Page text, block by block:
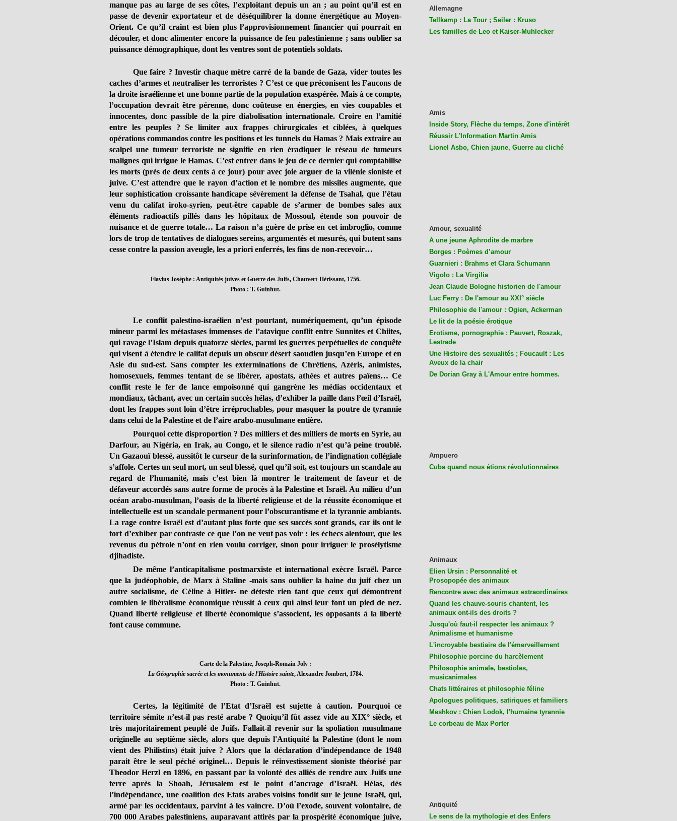
manque pas au large de ses côtes, l’exploitant depuis un an ; au point qu’il est en
passe de devenir exportateur et de déséquilibrer la donne énergétique au Moyen-
Orient. Ce qu’il craint est bien plus l’approvisionnement financier qui pourrait en
découler, et donc alimenter encore la puissance de feu palestinienne ; sans oublier sa
puissance démographique, dont les ventres sont de potentiels soldats.
Que faire ? Investir chaque mètre carré de la bande de Gaza, vider toutes les
caches d’armes et neutraliser les terroristes ? C’est ce que préconisent les Faucons de
la droite israélienne et une bonne partie de la population exaspérée. Mais à ce compte,
l’occupation devrait être pérenne, donc coûteuse en énergies, en vies coupables et
innocentes, donc passible de la pire diabolisation internationale. Croire en l’amitié
entre les peuples ? Se limiter aux frappes chirurgicales et ciblées, à quelques
opérations commandos contre les positions et les tunnels du Hamas ? Mais extraire au
scalpel une tumeur terroriste ne signifie en rien éradiquer le réseau de tumeurs
malignes qui irrigue le Hamas. C’est entrer dans le jeu de ce dernier qui comptabilise
les morts (près de deux cents à ce jour) pour avec joie arguer de la vilénie sioniste et
juive. C’est attendre que le rayon d’action et le nombre des missiles augmente, que
leur sophistication croissante handicape sévèrement la défense de Tsahal, que l’étau
venu du califat iroko-syrien, peut-être capable de s’armer de bombes sales aux
éléments radioactifs pillés dans les hôpitaux de Mossoul, étende son pouvoir de
nuisance et de guerre totale… La raison n’a guère de prise en cet imbroglio, comme
lors de trop de tentatives de dialogues sereins, argumentés et mesurés, qui butent sans
cesse contre la passion aveugle, les a priori enferrés, les fins de non-recevoir…
Flavius Josèphe : Antiquités juives et Guerre des Juifs, Chauvert-Hérissant, 1756.
Photo : T. Guinhut.
Le conflit palestino-israélien n’est pourtant, numériquement, qu’un épisode
mineur parmi les métastases immenses de l’atavique conflit entre Sunnites et Chiites,
qui ravage l’Islam depuis quatorze siècles, parmi les guerres perpétuelles de conquête
qui visent à étendre le califat depuis un obscur désert saoudien jusqu’en Europe et en
Asie du sud-est. Sans compter les exterminations de Chrétiens, Azéris, animistes,
homosexuels, femmes tentant de se libérer, apostats, athées et autres païens… Ce
conflit reste le fer de lance empoisonné qui gangrène les médias occidentaux et
mondiaux, tâchant, avec un certain succès hélas, d’exhiber la paille dans l’œil d’Israël,
dont les frappes sont loin d’être irréprochables, pour masquer la poutre de tyrannie
dans celui de la Palestine et de l’aire arabo-musulmane entière.
Pourquoi cette disproportion ? Des milliers et des milliers de morts en Syrie, au
Darfour, au Nigéria, en Irak, au Congo, et le silence radio n’est qu’à peine troublé.
Un Gazaouï blessé, aussitôt le curseur de la surinformation, de l’indignation collégiale
s’affole. Certes un seul mort, un seul blessé, quel qu’il soit, est toujours un scandale au
regard de l’humanité, mais c’est bien là montrer le traitement de faveur et de
défaveur accordés sans autre forme de procès à la Palestine et Israël. Au milieu d’un
océan arabo-musulman, l’oasis de la liberté religieuse et de la réussite économique et
intellectuelle est un scandale permanent pour l’obscurantisme et la tyrannie ambiants.
La rage contre Israël est d’autant plus forte que ses succès sont grands, car ils ont le
tort d’exhiber par contraste ce que l’on ne veut pas voir : les échecs alentour, que les
revenus du pétrole n’ont en rien voulu corriger, sinon pour irriguer le prosélytisme
djihadiste.
De même l’anticapitalisme postmarxiste et international exècre Israël. Parce
que la judéophobie, de Marx à Staline -mais sans oublier la haine du juif chez un
autre socialisme, de Céline à Hitler- ne déteste rien tant que ceux qui démontrent
combien le libéralisme économique réussit à ceux qui ainsi leur font un pied de nez.
Quand liberté religieuse et liberté économique s’associent, les opposants à la liberté
font cause commune.
Carte de la Palestine, Joseph-Romain Joly :
La Géographie sacrée et les monuments de l'Histoire sainte, Alexandre Jombert, 1784.
Photo : T. Guinhut.
Certes, la légitimité de l’Etat d’Israël est sujette à caution. Pourquoi ce
territoire sémite n’est-il pas resté arabe ? Quoiqu’il fût assez vide au XIX° siècle, et
très majoritairement peuplé de Juifs. Fallait-il revenir sur la spoliation musulmane
originelle au septième siècle, alors que depuis l'Antiquité la Palestine (dont le nom
vient des Philistins) était juive ? Alors que la déclaration d’indépendance de 1948
parait être le seul péché originel… Depuis le réinvestissement sioniste théorisé par
Theodor Herzl en 1896, en passant par la volonté des alliés de rendre aux Juifs une
terre après la Shoah, Jérusalem est le point d’ancrage d’Israël. Hélas, dès
l’indépendance, une coalition des Etats arabes voisins fondit sur le jeune Israël, qui,
armé par les occidentaux, parvint à les vaincre. D’où l’exode, souvent volontaire, de
700 000 Arabes palestiniens, auparavant attirés par la prospérité économique juive,
Allemagne
Tellkamp : La Tour ; Seiler : Kruso
Les familles de Leo et Kaiser-Muhlecker
Amis
Inside Story, Flèche du temps, Zone d'intérêt
Réussir L'Information Martin Amis
Lionel Asbo, Chien jaune, Guerre au cliché
Amour, sexualité
A une jeune Aphrodite de marbre
Borges : Poèmes d’amour
Guarnieri : Brahms et Clara Schumann
Vigolo : La Virgilia
Jean Claude Bologne historien de l'amour
Luc Ferry : De l'amour au XXI° siècle
Philosophie de l'amour : Ogien, Ackerman
Le lit de la poésie érotique
Erotisme, pornographie : Pauvert, Roszak,
Lestrade
Une Histoire des sexualités ; Foucault : Les
Aveux de la chair
De Dorian Gray à L'Amour entre hommes.
Ampuero
Cuba quand nous étions révolutionnaires
Animaux
Elien Ursin : Personnalité et
Prosopopée des animaux
Rencontre avec des animaux extraordinaires
Quand les chauve-souris chantent, les
animaux ont-ils des droits ?
Jusqu'où faut-il respecter les animaux ?
Animalisme et humanisme
L'incroyable bestiaire de l'émerveillement
Philosophie porcine du harcèlement
Philosophie animale, bestioles,
musicanimales
Chats littéraires et philosophie féline
Apologues politiques, satiriques et familiers
Meshkov : Chien Lodok, l'humaine tyrannie
Le corbeau de Max Porter
Antiquité
Le sens de la mythologie et des Enfers